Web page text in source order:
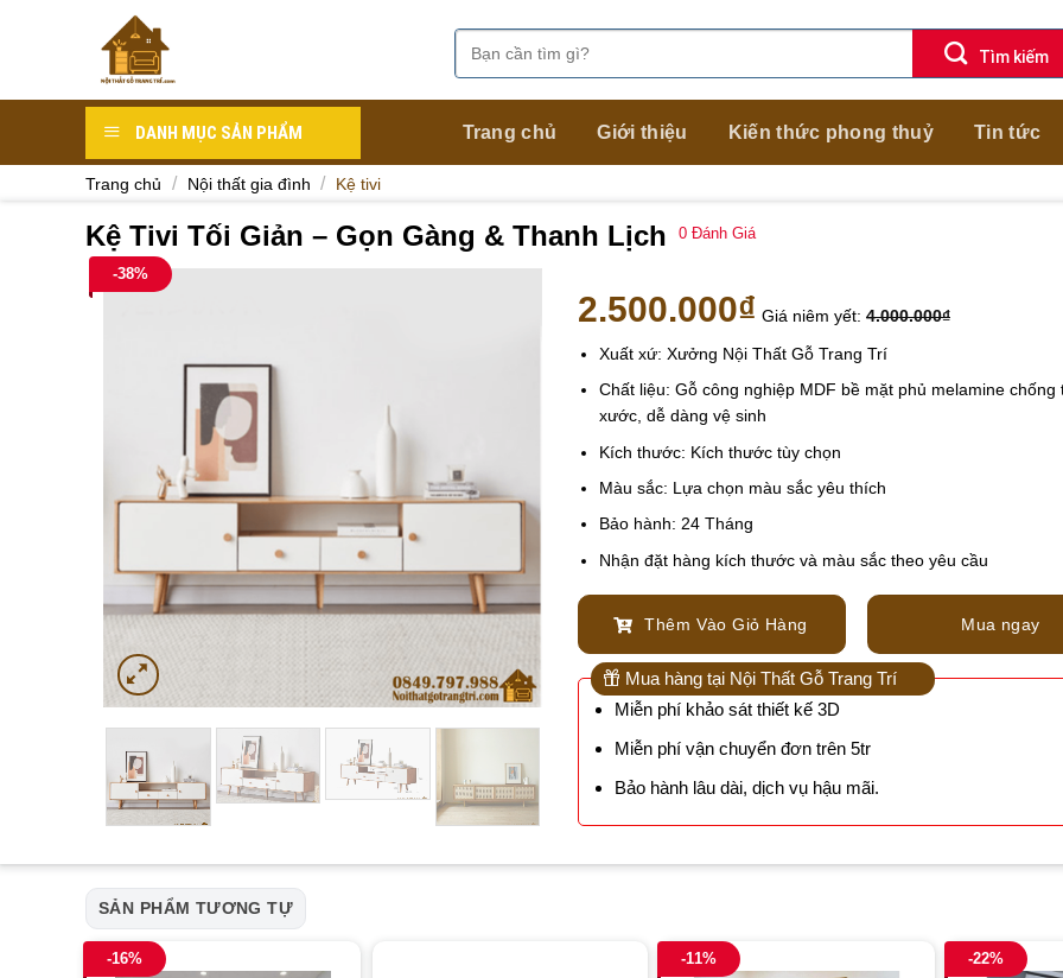
Tìm
kiếm:
DANH MỤC SẢN PHẨM Trang chủ Giới thiệu Kiến thức phong thuỷ Tin tức
Trang chủ / Nội thất gia đình / Kệ tivi
Kệ Tivi Tối Giản – Gọn Gàng & Thanh Lịch 0 Đánh Giá
-38%
2.500.000₫ Giá niêm yết: 4.000.000₫
Xuất xứ: Xưởng Nội Thất Gỗ Trang Trí
Chất liệu: Gỗ công nghiệp MDF bề mặt phủ melamine chống
xước, dễ dàng vệ sinh
Kích thước: Kích thước tùy chọn
Màu sắc: Lựa chọn màu sắc yêu thích
Bảo hành: 24 Tháng
Nhận đặt hàng kích thước và màu sắc theo yêu cầu
Thêm Vào Giỏ Hàng Mua ngay
Mua hàng tại Nội Thất Gỗ Trang Trí
Miễn phí khảo sát thiết kế 3D
Miễn phí vận chuyển đơn trên 5tr
Bảo hành lâu dài, dịch vụ hậu mãi.
SẢN PHẨM TƯƠNG TỰ
-16% -11% -22%